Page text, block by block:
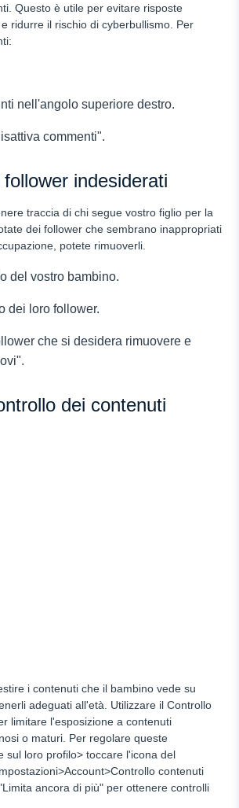
Questo è utile per evitare risposte
ridurre il rischio di cyberbullismo. Per
nell'angolo superiore destro.
commenti".
indesiderati
traccia di chi segue vostro figlio per la
dei follower che sembrano inappropriati
potete rimuoverli.
del vostro bambino.
dei loro follower.
che si desidera rimuovere e
dei contenuti
i contenuti che il bambino vede su
adeguati all'età. Utilizzare il Controllo
limitare l'esposizione a contenuti
o maturi. Per regolare queste
sul loro profilo> toccare l'icona del
contenuti
ancora di più" per ottenere controlli